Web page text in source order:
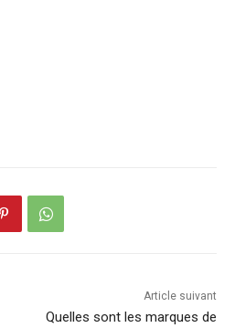
Article suivant
Quelles sont les marques de